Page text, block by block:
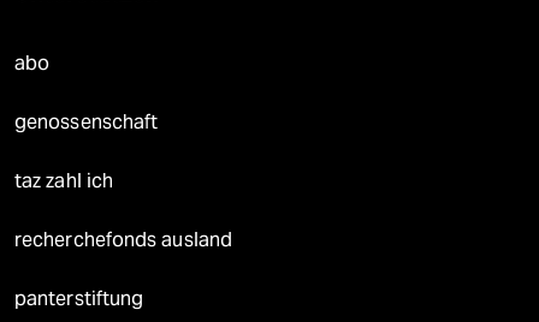
abo
genossenschaft
taz zahl ich
recherchefonds ausland
panterstiftung